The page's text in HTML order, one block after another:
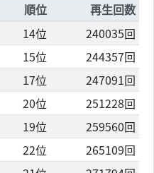
順位
再生回数
14位
240035回
15位
244357回
17位
247091回
20位
251228回
19位
259560回
22位
265109回